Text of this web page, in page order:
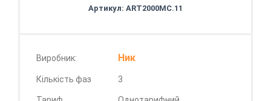
Артикул: АRT2000МС.11
Виробник: Ник
Кількість фаз 3